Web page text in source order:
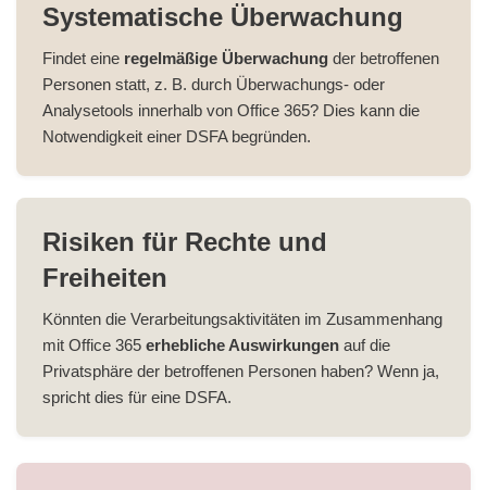
Systematische Überwachung
Findet eine regelmäßige Überwachung der betroffenen
Personen statt, z. B. durch Überwachungs- oder
Analysetools innerhalb von Office 365? Dies kann die
Notwendigkeit einer DSFA begründen.
Risiken für Rechte und
Freiheiten
Könnten die Verarbeitungsaktivitäten im Zusammenhang
mit Office 365 erhebliche Auswirkungen auf die
Privatsphäre der betroffenen Personen haben? Wenn ja,
spricht dies für eine DSFA.